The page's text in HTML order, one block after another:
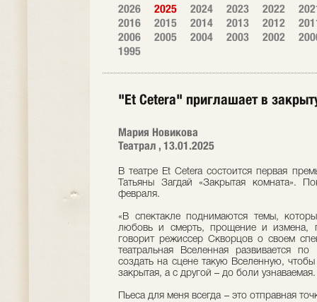
2026 2025 2024 2023 2022
2016
2015 2014 2013 2012
2006
2005 2004 2003 2002
1995
"Et Cetera" приглашает в
Мария Новикова
Театрал , 13.01.2025
В театре Et Cetera состоится первая
Татьяны Загдай «Закрытая комната».
февраля.
«В спектакле поднимаются темы,
любовь и смерть, прощение и измена,
говорит режиссер Скворцов о своем
театральная Вселенная развивается
создать на сцене такую Вселенную,
закрытая, а с другой – до боли узнаваемая.
Пьеса для меня всегда – это отправная